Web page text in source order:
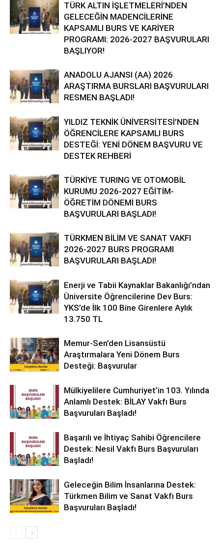
TÜRK ALTIN İŞLETMELERİ’NDEN
GELECEĞİN MADENCİLERİNE
KAPSAMLI BURS VE KARİYER
PROGRAMI: 2026-2027 BAŞVURULARI
BAŞLIYOR!
ANADOLU AJANSI (AA) 2026
ARAŞTIRMA BURSLARI BAŞVURULARI
RESMEN BAŞLADI!
YILDIZ TEKNİK ÜNİVERSİTESİ’NDEN
ÖĞRENCİLERE KAPSAMLI BURS
DESTEĞİ: YENİ DÖNEM BAŞVURU VE
DESTEK REHBERİ
TÜRKİYE TURING VE OTOMOBİL
KURUMU 2026-2027 EĞİTİM-
ÖĞRETİM DÖNEMİ BURS
BAŞVURULARI BAŞLADI!
TÜRKMEN BİLİM VE SANAT VAKFI
2026-2027 BURS PROGRAMI
BAŞVURULARI BAŞLADI!
Enerji ve Tabii Kaynaklar Bakanlığı’ndan
Üniversite Öğrencilerine Dev Burs:
YKS’de İlk 100 Bine Girenlere Aylık
13.750 TL
Memur-Sen’den Lisansüstü
Araştırmalara Yeni Dönem Burs
Desteği: Başvurular
Mülkiyelilere Cumhuriyet’in 103. Yılında
Anlamlı Destek: BİLAY Vakfı Burs
Başvuruları Başladı!
Başarılı ve İhtiyaç Sahibi Öğrencilere
Destek: Nesil Vakfı Burs Başvuruları
Başladı!
Geleceğin Bilim İnsanlarına Destek:
Türkmen Bilim ve Sanat Vakfı Burs
Başvuruları Başladı!